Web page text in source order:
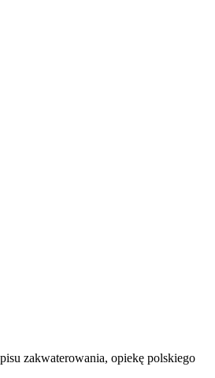
zakwaterowania, opiekę polskiego